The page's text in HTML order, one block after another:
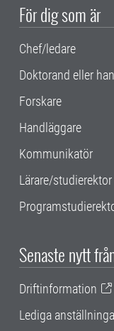
För dig som är
Chef/ledare
Doktorand eller
Forskare
Handläggare
Kommunikatör
Lärare/studierektor
Senaste nytt
Driftinformation
Lediga